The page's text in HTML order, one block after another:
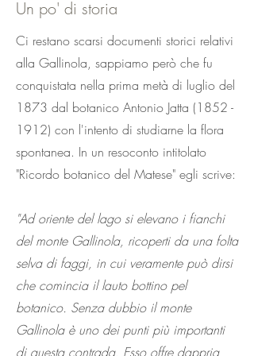
Un po' di storia
Ci restano scarsi documenti storici relativi
alla Gallinola, sappiamo però che fu
conquistata nella prima metà di luglio del
1873 dal botanico Antonio Jatta (1852 -
1912) con l'intento di studiarne la flora
spontanea. In un resoconto intitolato
"Ricordo botanico del Matese" egli scrive:
"Ad oriente del lago si elevano i fianchi
del monte Gallinola, ricoperti da una folta
selva di faggi, in cui veramente può dirsi
che comincia il lauto bottino pel
botanico. Senza dubbio il monte
Gallinola è uno dei punti più importanti
di questa contrada. Esso offre dappria